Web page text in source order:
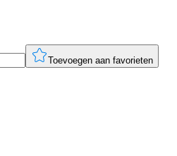
Toevoegen aan favorieten